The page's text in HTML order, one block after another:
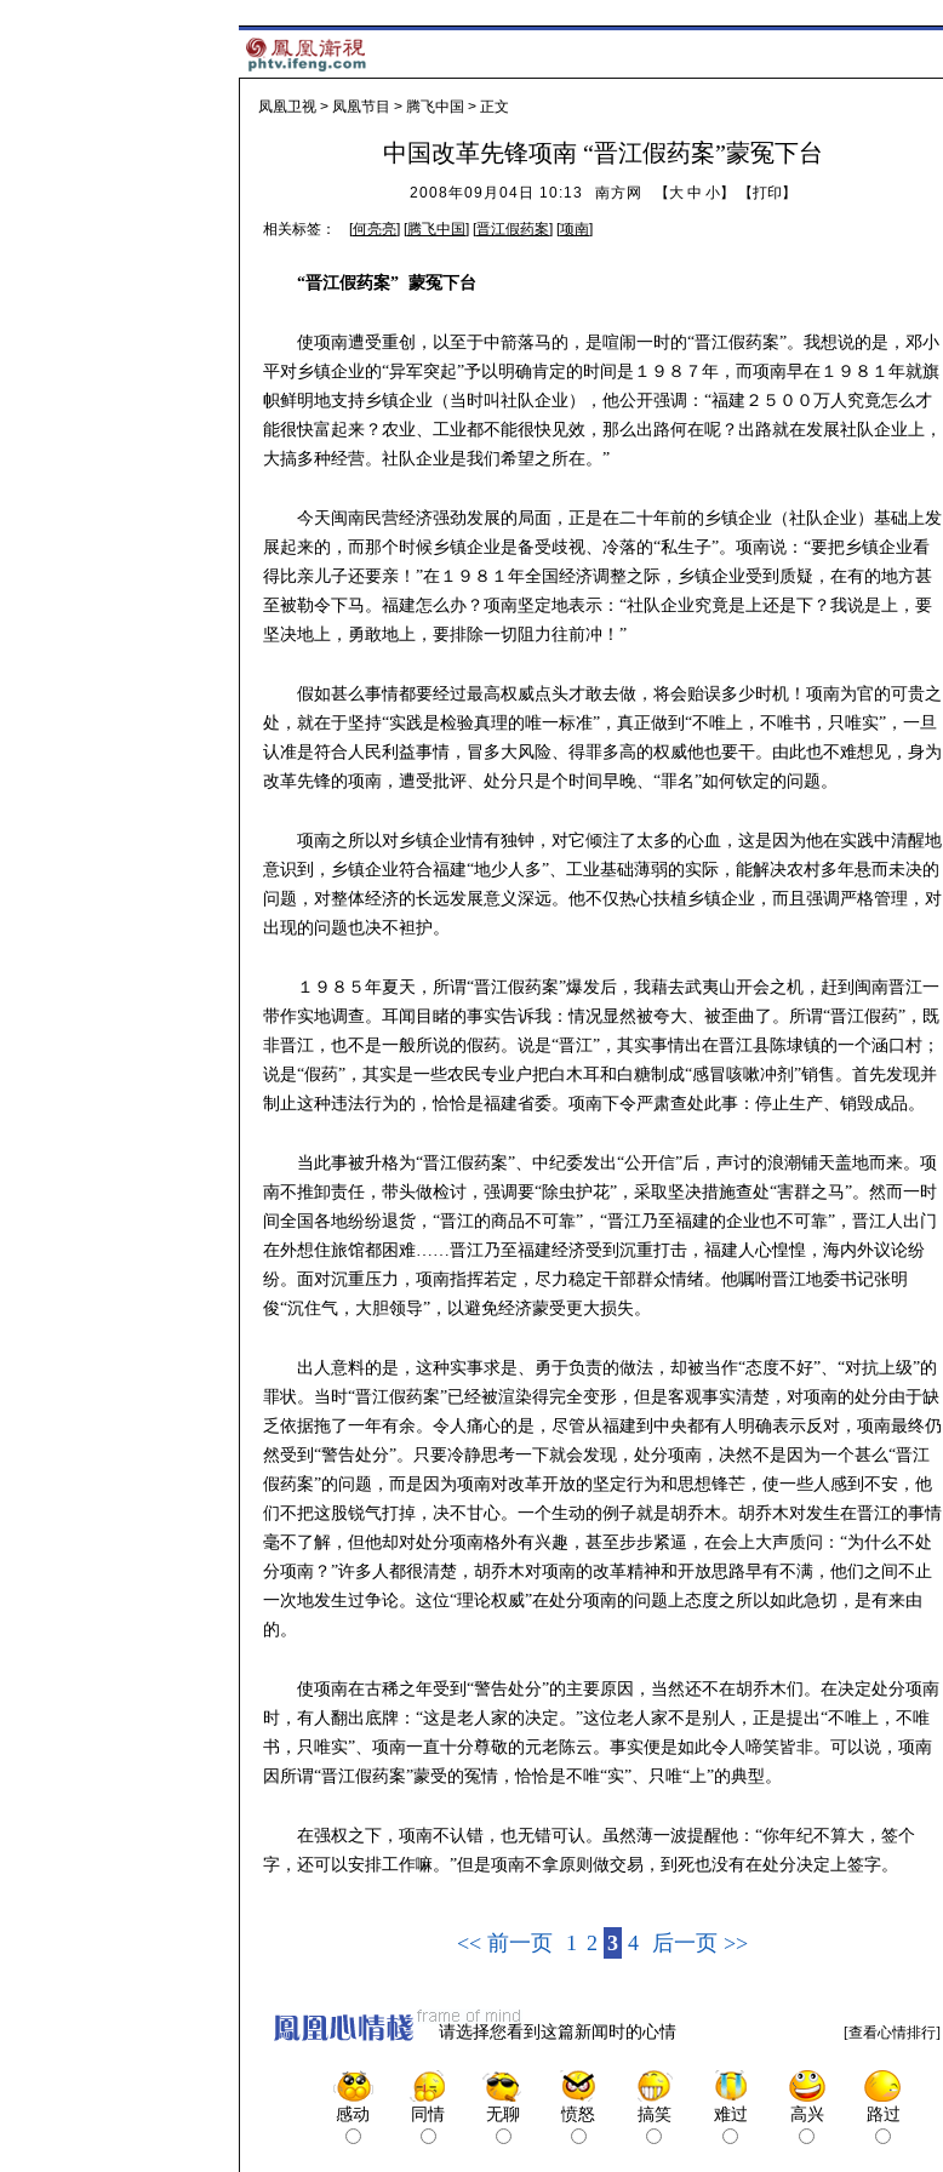
凤凰卫视 > 凤凰节目 > 腾飞中国 > 正文
中国改革先锋项南 “晋江假药案”蒙冤下台
2008年09月04日 10:13 南方网 【大 中 小】 【打印 】
相关标签： [何亮亮] [腾飞中国] [晋江假药案] [项南]
“晋江假药案” 蒙冤下台
使项南遭受重创，以至于中箭落马的，是喧闹一时的“晋江假药案”。我想说的是，邓小
平对乡镇企业的“异军突起”予以明确肯定的时间是１９８７年，而项南早在１９８１年就旗
帜鲜明地支持乡镇企业（当时叫社队企业），他公开强调：“福建２５００万人究竟怎么才
能很快富起来？农业、工业都不能很快见效，那么出路何在呢？出路就在发展社队企业上，
大搞多种经营。社队企业是我们希望之所在。”
今天闽南民营经济强劲发展的局面，正是在二十年前的乡镇企业（社队企业）基础上发
展起来的，而那个时候乡镇企业是备受歧视、冷落的“私生子”。项南说：“要把乡镇企业看
得比亲儿子还要亲！”在１９８１年全国经济调整之际，乡镇企业受到质疑，在有的地方甚
至被勒令下马。福建怎么办？项南坚定地表示：“社队企业究竟是上还是下？我说是上，要
坚决地上，勇敢地上，要排除一切阻力往前冲！”
假如甚么事情都要经过最高权威点头才敢去做，将会贻误多少时机！项南为官的可贵之
处，就在于坚持“实践是检验真理的唯一标准”，真正做到“不唯上，不唯书，只唯实”，一旦
认准是符合人民利益事情，冒多大风险、得罪多高的权威他也要干。由此也不难想见，身为
改革先锋的项南，遭受批评、处分只是个时间早晚、“罪名”如何钦定的问题。
项南之所以对乡镇企业情有独钟，对它倾注了太多的心血，这是因为他在实践中清醒地
意识到，乡镇企业符合福建“地少人多”、工业基础薄弱的实际，能解决农村多年悬而未决的
问题，对整体经济的长远发展意义深远。他不仅热心扶植乡镇企业，而且强调严格管理，对
出现的问题也决不袒护。
１９８５年夏天，所谓“晋江假药案”爆发后，我藉去武夷山开会之机，赶到闽南晋江一
带作实地调查。耳闻目睹的事实告诉我：情况显然被夸大、被歪曲了。所谓“晋江假药”，既
非晋江，也不是一般所说的假药。说是“晋江”，其实事情出在晋江县陈埭镇的一个涵口村；
说是“假药”，其实是一些农民专业户把白木耳和白糖制成“感冒咳嗽冲剂”销售。首先发现并
制止这种违法行为的，恰恰是福建省委。项南下令严肃查处此事：停止生产、销毁成品。
当此事被升格为“晋江假药案”、中纪委发出“公开信”后，声讨的浪潮铺天盖地而来。项
南不推卸责任，带头做检讨，强调要“除虫护花”，采取坚决措施查处“害群之马”。然而一时
间全国各地纷纷退货，“晋江的商品不可靠”，“晋江乃至福建的企业也不可靠”，晋江人出门
在外想住旅馆都困难……晋江乃至福建经济受到沉重打击，福建人心惶惶，海内外议论纷
纷。面对沉重压力，项南指挥若定，尽力稳定干部群众情绪。他嘱咐晋江地委书记张明
俊“沉住气，大胆领导”，以避免经济蒙受更大损失。
出人意料的是，这种实事求是、勇于负责的做法，却被当作“态度不好”、“对抗上级”的
罪状。当时“晋江假药案”已经被渲染得完全变形，但是客观事实清楚，对项南的处分由于缺
乏依据拖了一年有余。令人痛心的是，尽管从福建到中央都有人明确表示反对，项南最终仍
然受到“警告处分”。只要冷静思考一下就会发现，处分项南，决然不是因为一个甚么“晋江
假药案”的问题，而是因为项南对改革开放的坚定行为和思想锋芒，使一些人感到不安，他
们不把这股锐气打掉，决不甘心。一个生动的例子就是胡乔木。胡乔木对发生在晋江的事情
毫不了解，但他却对处分项南格外有兴趣，甚至步步紧逼，在会上大声质问：“为什么不处
分项南？”许多人都很清楚，胡乔木对项南的改革精神和开放思路早有不满，他们之间不止
一次地发生过争论。这位“理论权威”在处分项南的问题上态度之所以如此急切，是有来由
的。
使项南在古稀之年受到“警告处分”的主要原因，当然还不在胡乔木们。在决定处分项南
时，有人翻出底牌：“这是老人家的决定。”这位老人家不是别人，正是提出“不唯上，不唯
书，只唯实”、项南一直十分尊敬的元老陈云。事实便是如此令人啼笑皆非。可以说，项南
因所谓“晋江假药案”蒙受的冤情，恰恰是不唯“实”、只唯“上”的典型。
在强权之下，项南不认错，也无错可认。虽然薄一波提醒他：“你年纪不算大，签个
字，还可以安排工作嘛。”但是项南不拿原则做交易，到死也没有在处分决定上签字。
<< 前一页 1 2 3 4 后一页 >>
请选择您看到这篇新闻时的心情 [查看心情排行]
感动 同情 无聊 愤怒 搞笑 难过 高兴 路过